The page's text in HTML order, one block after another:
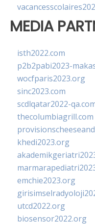
MEDIA
isth2022.com
p2b2pabi2023-
wocfparis2023.org
sinc2023.com
scdlqatar2022-
thecolumbiagrill.com
khedi2023.org
emchie2023.org
utcd2022.org
biosensor2022.org